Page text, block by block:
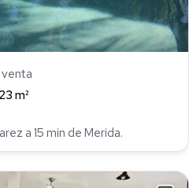
venta
m²
a 15 min de Merida.